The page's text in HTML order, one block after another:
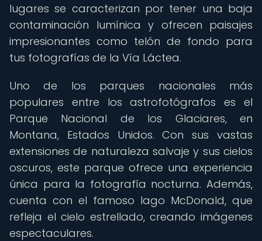
lugares se caracterizan por tener una baja
contaminación lumínica y ofrecen paisajes
impresionantes como telón de fondo para
tus fotografías de la Vía Láctea.
Uno de los parques nacionales más
populares entre los astrofotógrafos es el
Parque Nacional de los Glaciares, en
Montana, Estados Unidos. Con sus vastas
extensiones de naturaleza salvaje y sus cielos
oscuros, este parque ofrece una experiencia
única para la fotografía nocturna. Además,
cuenta con el famoso lago McDonald, que
refleja el cielo estrellado, creando imágenes
espectaculares.